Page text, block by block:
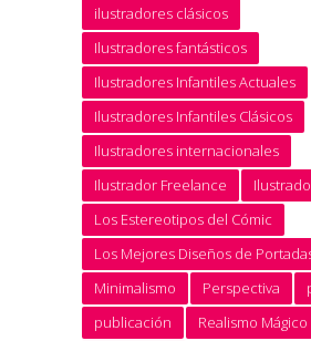
ilustradores clásicos
Ilustradores fantásticos
Ilustradores Infantiles Actuales
Ilustradores Infantiles Clásicos
Ilustradores internacionales
Ilustrador Freelance
Los Estereotipos del Cómic
Los Mejores Diseños de
Minimalismo
Perspectiva
publicación
Realismo Mágico